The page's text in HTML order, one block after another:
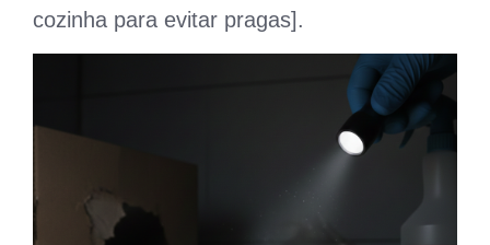
cozinha para evitar pragas].